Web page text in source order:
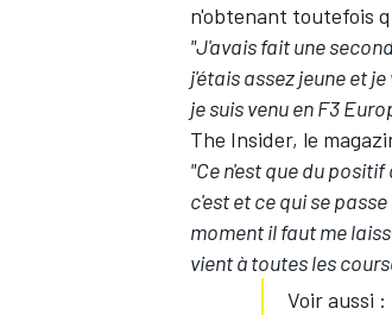
n'obtenant toutefois
"J'avais fait une
j'étais assez jeune et
je suis venu en F3
The Insider, le
"Ce n'est que du
c'est et ce qui se
moment il faut me
vient à toutes les
Voir aussi :